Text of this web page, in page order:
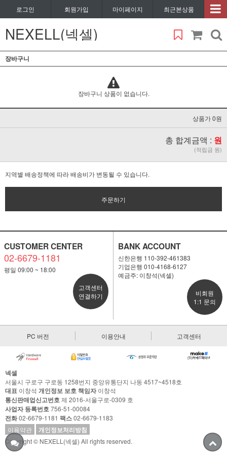
로그인 회원가입 마이페이지 최근본상품
NEXELL(넥셀)
장바구니
장바구니 상품이 없습니다.
상품가 0원
총 합계금액 : 원
(적립금 원)
지역별 배송정책에 따라 배송비가 변동될 수 있습니다.
주문하기
CUSTOMER CENTER
02-6679-1181
평일 09:00 ~ 18:00
고객센터
연결하기
BANK ACCOUNT
신한은행 110-392-461383
기업은행 010-4168-6127
예금주: 이창석(넥셀)
비회원
1:1 문의
PC 버전 이용안내 고객센터
넥셀
서울시 구로구 구로동 1258번지 중앙유통단지 나동 4517~4518호
대표 이창석 개인정보 보호 책임자이창석
통신판매업신고번호제 2016-서울구로-0309 호
사업자 등록번호756-51-00084
전화02-6679-1181 팩스02-6679-1183
이용약관
개인정보처리방침
Copyright © NEXELL(넥셀) All rights reserved.